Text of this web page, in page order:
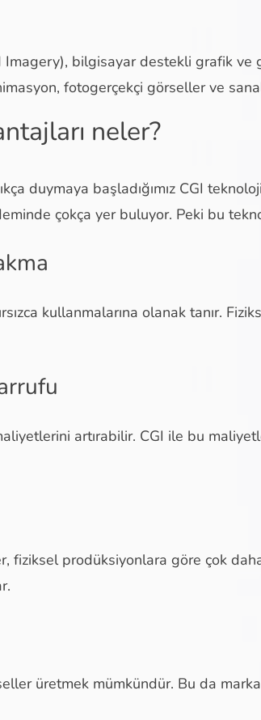
bilgisayar destekli grafik
fotogerçekçi görseller ve sanal
neler?
duymaya başladığımız CGI
çokça yer buluyor. Peki bu
kullanmalarına olanak tanır.
artırabilir. CGI ile bu
fiziksel prodüksiyonlara göre çok
üretmek mümkündür. Bu da